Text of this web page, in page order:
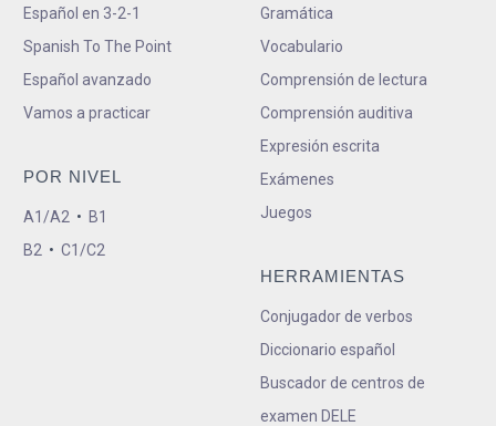
Español en 3-2-1
Spanish To The Point
Español avanzado
Vamos a practicar
POR NIVEL
A1/A2 • B1
B2 • C1/C2
Gramática
Vocabulario
Comprensión de lectura
Comprensión auditiva
Expresión escrita
Exámenes
Juegos
HERRAMIENTAS
Conjugador de verbos
Diccionario español
Buscador de centros de
examen DELE